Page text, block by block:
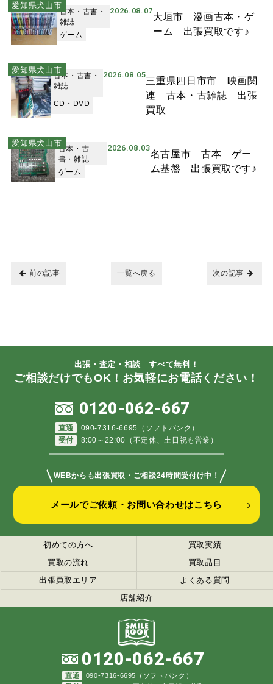
愛知県犬山市
古本・古書・
雑誌
ゲーム
2026.08.07
大垣市 漫画古本・ゲ
ーム 出張買取です♪
愛知県犬山市
古本・古書・
雑誌
CD・DVD
2026.08.05
三重県四日市市 映画関
連 古本・古雑誌 出張
買取
愛知県犬山市
古本・古
書・雑誌
ゲーム
2026.08.03
名古屋市 古本 ゲー
ム基盤 出張買取です♪
次の記事
一覧へ戻る
前の記事
出張・査定・相談 すべて無料！
ご相談だけでもOK！お気軽にお電話ください！
0120-062-667
直通
090-7316-6695（ソフトバンク）
受付
8:00～22:00（不定休、土日祝も営業）
＼WEBからも出張買取・ご相談24時間受付け中！ ／
メールでご依頼・お問い合わせはこちら
初めての方へ
買取実績
買取の流れ
買取品目
出張買取エリア
よくある質問
店舗紹介
0120-062-667
直通
090-7316-6695（ソフトバンク）